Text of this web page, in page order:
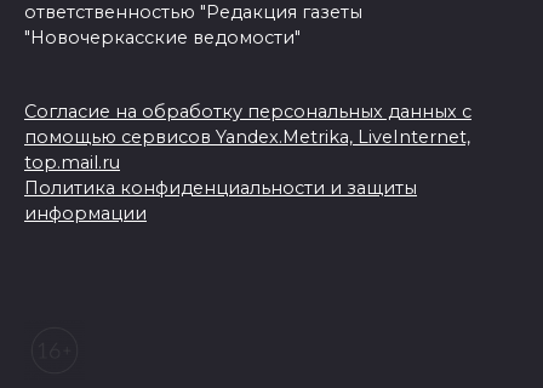
ответственностью "Редакция газеты
"Новочеркасские ведомости"
Согласие на обработку персональных данных с
помощью сервисов Yandex.Metrika, LiveInternet,
top.mail.ru
Политика конфиденциальности и защиты
информации